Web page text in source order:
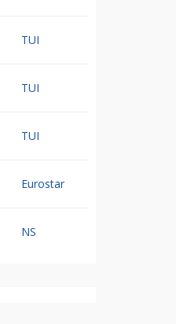
TUI
TUI
TUI
Eurostar
NS